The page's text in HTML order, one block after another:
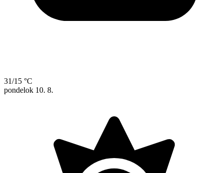
31/15 °C
pondelok 10. 8.